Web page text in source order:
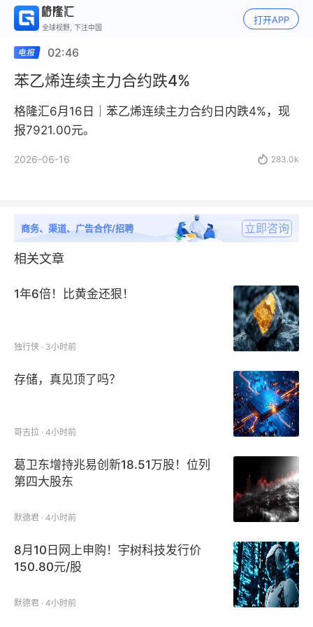
全球视野, 下注中国
打开APP
02:46
苯乙烯连续主力合约跌4%
格隆汇6月16日｜苯乙烯连续主力合约日内跌4%，现
报7921.00元。
2026-06-16  283.0k
商务、渠道、广告合作/招聘 立即咨询
相关文章
1年6倍！比黄金还狠！
独行侠 · 3小时前
存储，真见顶了吗？
哥吉拉 · 4小时前
葛卫东增持兆易创新18.51万股！位列
第四大股东
默德君 · 4小时前
8月10日网上申购！宇树科技发行价
150.80元/股
默德君 · 4小时前